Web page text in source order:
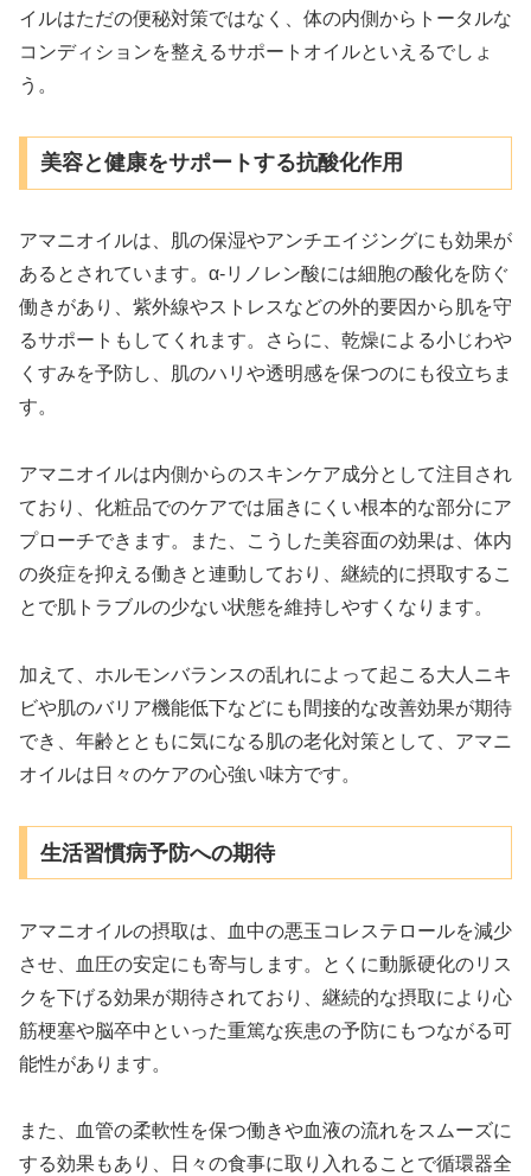
イルはただの便秘対策ではなく、体の内側からトータルな
コンディションを整えるサポートオイルといえるでしょ
う。
美容と健康をサポートする抗酸化作用
アマニオイルは、肌の保湿やアンチエイジングにも効果が
あるとされています。α-リノレン酸には細胞の酸化を防ぐ
働きがあり、紫外線やストレスなどの外的要因から肌を守
るサポートもしてくれます。さらに、乾燥による小じわや
くすみを予防し、肌のハリや透明感を保つのにも役立ちま
す。
アマニオイルは内側からのスキンケア成分として注目され
ており、化粧品でのケアでは届きにくい根本的な部分にア
プローチできます。また、こうした美容面の効果は、体内
の炎症を抑える働きと連動しており、継続的に摂取するこ
とで肌トラブルの少ない状態を維持しやすくなります。
加えて、ホルモンバランスの乱れによって起こる大人ニキ
ビや肌のバリア機能低下などにも間接的な改善効果が期待
でき、年齢とともに気になる肌の老化対策として、アマニ
オイルは日々のケアの心強い味方です。
生活習慣病予防への期待
アマニオイルの摂取は、血中の悪玉コレステロールを減少
させ、血圧の安定にも寄与します。とくに動脈硬化のリス
クを下げる効果が期待されており、継続的な摂取により心
筋梗塞や脳卒中といった重篤な疾患の予防にもつながる可
能性があります。
また、血管の柔軟性を保つ働きや血液の流れをスムーズに
する効果もあり、日々の食事に取り入れることで循環器全